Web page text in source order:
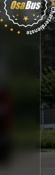
Kontaktiere